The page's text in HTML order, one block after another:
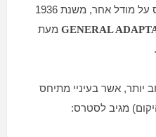
נציין שהמודל של מטבייב מבוסס על מודל אחר, משנת 1936
GENERALמעת
.
יותר, אשר בעיניי מתיחס
מגיב לסטרס: